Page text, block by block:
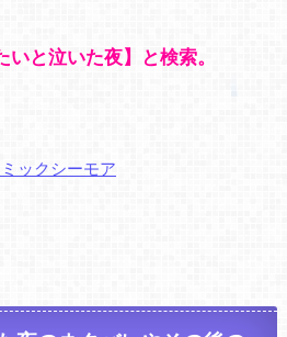
と泣いた夜】と検索。